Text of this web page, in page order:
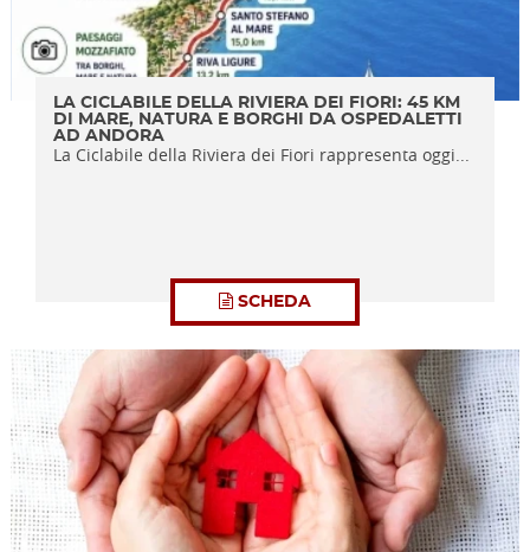
LA CICLABILE DELLA RIVIERA DEI FIORI: 45 KM
DI MARE, NATURA E BORGHI DA OSPEDALETTI
AD ANDORA
La Ciclabile della Riviera dei Fiori rappresenta oggi...
SCHEDA